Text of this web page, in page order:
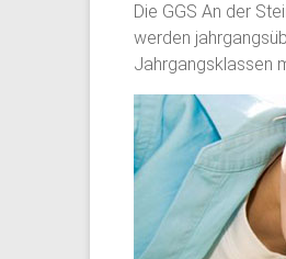
Die GGS An der
werden
Jahrgangsklassen